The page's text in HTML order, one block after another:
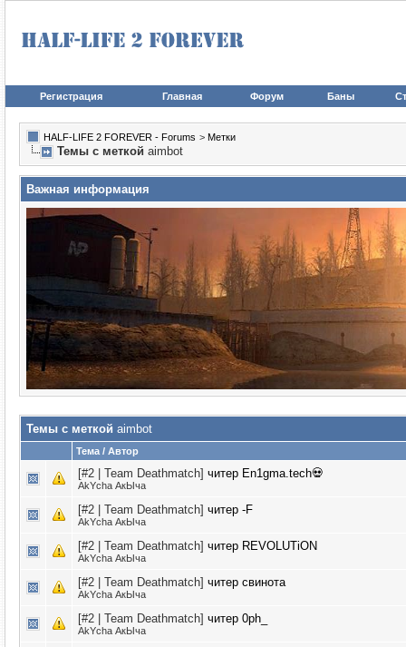
Регистрация Главная Форум Баны
HALF-LIFE 2 FOREVER - Forums > Метки
Темы с меткой aimbot
Важная информация
Темы с меткой aimbot
Тема / Автор
[#2 | Team Deathmatch] читер En1gma.tech💀
AkYcha АкЫча
[#2 | Team Deathmatch] читер -F
AkYcha АкЫча
[#2 | Team Deathmatch] читер REVOLUTiON
AkYcha АкЫча
[#2 | Team Deathmatch] читер свинота
AkYcha АкЫча
[#2 | Team Deathmatch] читер 0ph_
AkYcha АкЫча